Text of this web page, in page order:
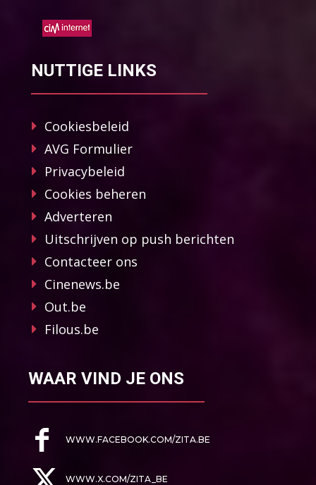
NUTTIGE LINKS
Cookiesbeleid
AVG Formulier
Privacybeleid
Cookies beheren
Adverteren
Uitschrijven op push berichten
Contacteer ons
Cinenews.be
Out.be
Filous.be
WAAR VIND JE ONS
WWW.FACEBOOK.COM/ZITA.BE
WWW.X.COM/ZITA_BE